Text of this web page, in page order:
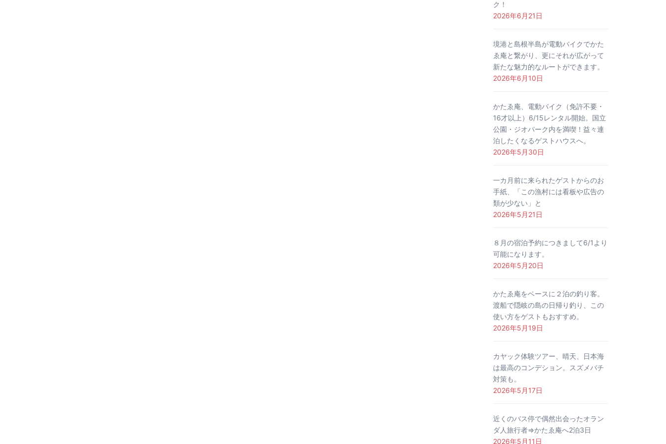
ク！
2026年6月21日
境港と島根半島が電動バイクでかた
ゑ庵と繋がり、更にそれが広がって
新たな魅力的なルートができます。
2026年6月10日
かたゑ庵、電動バイク（免許不要・
16才以上）6/15レンタル開始。国立
公園・ジオパーク内を満喫！益々連
泊したくなるゲストハウスへ。
2026年5月30日
一カ月前に来られたゲストからのお
手紙、「この漁村には看板や広告の
類が少ない」と
2026年5月21日
８月の宿泊予約につきまして6/1より
可能になります。
2026年5月20日
かたゑ庵をベースに２泊の釣り客。
渡船で隠岐の島の日帰り釣り、この
使い方をゲストもおすすめ。
2026年5月19日
カヤック体験ツアー、晴天、日本海
は最高のコンデション。スズメバチ
対策も。
2026年5月17日
近くのバス停で偶然出会ったオラン
ダ人旅行者⇒かたゑ庵へ2泊3日
2026年5月11日